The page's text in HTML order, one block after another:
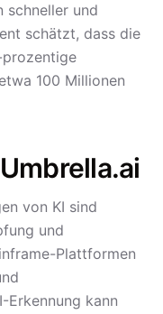
schneller und
schätzt, dass die
prozentige
100 Millionen
von KI sind
und
Plattformen
Erkennung kann